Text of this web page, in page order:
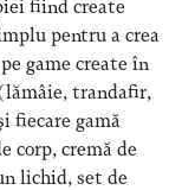
fiind create
pentru a crea
game create în
trandafir,
fiecare gamă
corp, cremă de
lichid, set de